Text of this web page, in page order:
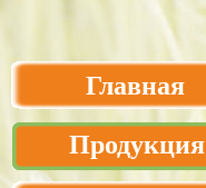
Главная
Продукция